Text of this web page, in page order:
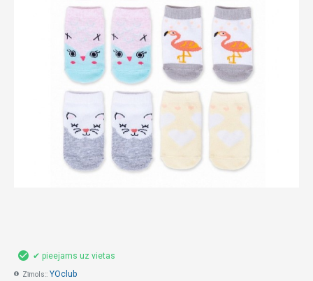
✔ pieejams uz vietas
Zīmols:: YOclub